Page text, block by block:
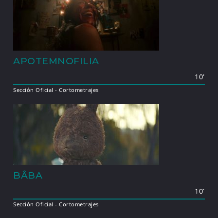
APOTEMNOFILIA
10'
Sección Oficial - Cortometrajes
BÂBA
10'
Sección Oficial - Cortometrajes